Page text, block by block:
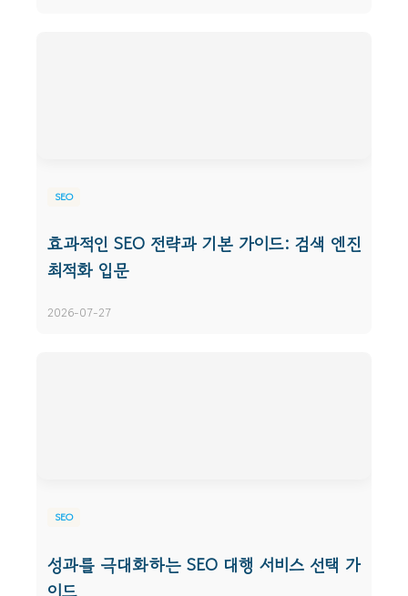
SEO
효과적인 SEO 전략과 기본 가이드: 검색 엔진
최적화 입문
2026-07-27
SEO
성과를 극대화하는 SEO 대행 서비스 선택 가
이드